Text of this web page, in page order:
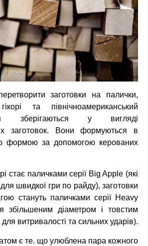
заготовки на палички,
та північноамериканський
зберігаються у вигляді
заготовок. Вони формуються в
формою за допомогою керованих
стає паличками серії Big Apple (які
швидкої гри по райду), заготовки
стануть паличками серії Heavy
збільшеним діаметром і товстим
витривалості та сильних ударів).
є те. що улюблена пара кожного